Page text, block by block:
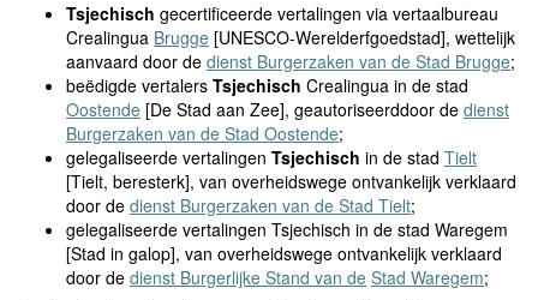
Tsjechisch gecertificeerde vertalingen via vertaalbureau
Crealingua Brugge [UNESCO-Werelderfgoedstad], wettelijk
aanvaard door de dienst Burgerzaken van de Stad Brugge;
beëdigde vertalers Tsjechisch Crealingua in de stad
Oostende [De Stad aan Zee], geautoriseerddoor de dienst
Burgerzaken van de Stad Oostende;
gelegaliseerde vertalingen Tsjechisch in de stad Tielt
[Tielt, beresterk], van overheidswege ontvankelijk verklaard
door de dienst Burgerzaken van de Stad Tielt;
gelegaliseerde vertalingen Tsjechisch in de stad Waregem
[Stad in galop], van overheidswege ontvankelijk verklaard
door de dienst Burgerlijke Stand van de Stad Waregem;